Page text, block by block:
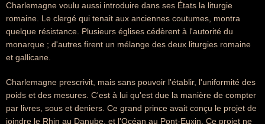
Charlemagne voulu aussi introduire dans ses États la liturgie
romaine. Le clergé qui tenait aux anciennes coutumes, montra
quelque résistance. Plusieurs églises cédèrent à l'autorité du
monarque ; d'autres firent un mélange des deux liturgies romaine
et gallicane.
Charlemagne prescrivit, mais sans pouvoir l'établir, l'uniformité des
poids et des mesures. C'est à lui qu'est due la manière de compter
par livres, sous et deniers. Ce grand prince avait conçu le projet de
joindre le Rhin au Danube, et l'Océan au Pont-Euxin. Ce projet ne